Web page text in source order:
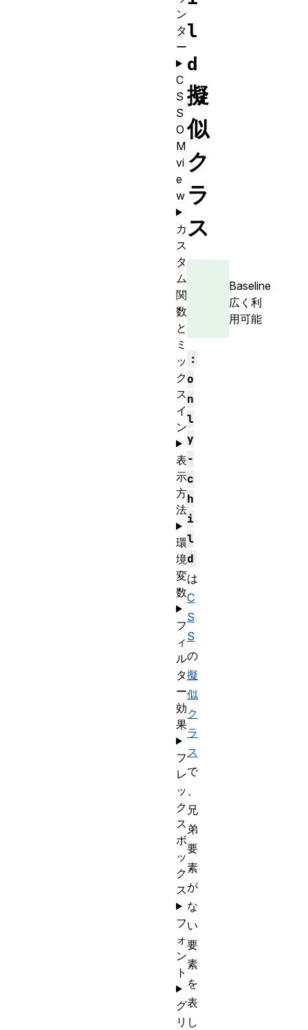
l
d
擬
似
ク
ラ
ス
Baseline
広く利
用可能
:
o
n
l
y
-
c
h
i
l
d
は
C
S
S
の
擬
似
ク
ラ
ス
で
、
兄
弟
要
素
が
な
い
要
素
を
表
し
ン
タ
ー
C
S
S
O
M
vi
e
w
カ
ス
タ
ム
関
数
と
ミ
ッ
ク
ス
イ
ン
表
示
方
法
環
境
変
数
フ
ィ
ル
タ
ー
効
果
フ
レ
ッ
ク
ス
ボ
ッ
ク
ス
フ
ォ
ン
ト
グ
リ